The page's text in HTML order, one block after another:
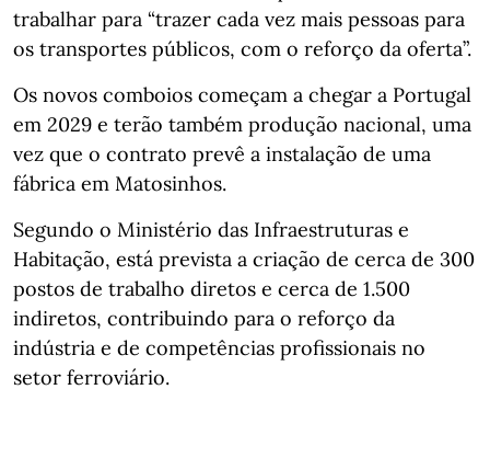
trabalhar para “trazer cada vez mais pessoas para
os transportes públicos, com o reforço da oferta”.
Os novos comboios começam a chegar a Portugal
em 2029 e terão também produção nacional, uma
vez que o contrato prevê a instalação de uma
fábrica em Matosinhos.
Segundo o Ministério das Infraestruturas e
Habitação, está prevista a criação de cerca de 300
postos de trabalho diretos e cerca de 1.500
indiretos, contribuindo para o reforço da
indústria e de competências profissionais no
setor ferroviário.